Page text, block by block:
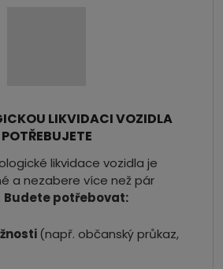
LIKVIDACI VOZIDLA
POTŘEBUJETE
likvidace vozidla je
a nezabere více než pár
Budete potřebovat:
(např. občanský průkaz,